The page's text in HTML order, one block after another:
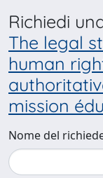
Richiedi
The legal
human
mission
Nome del